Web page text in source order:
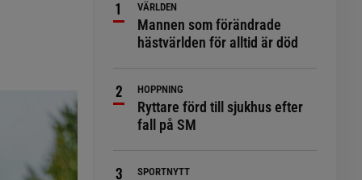
VÄRLDEN
Mannen som förändrade
hästvärlden för alltid är död
HOPPNING
Ryttare förd till sjukhus efter
fall på SM
SPORTNYTT